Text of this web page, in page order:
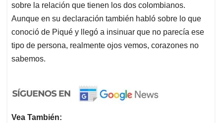
sobre la relación que tienen los dos colombianos.
Aunque en su declaración también habló sobre lo que
conoció de Piqué y llegó a insinuar que no parecía ese
tipo de persona, realmente ojos vemos, corazones no
sabemos.
Vea También: